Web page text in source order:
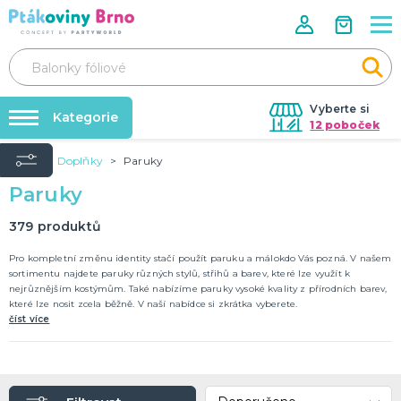
Vyberte si
12 poboček
Rozlučky se svobodou🌹
Tabulky velikostí
Balonky a helium
Dárky s potiskem
Nafukování balónků
Půjčovna kostýmů
Kategorie
VALENTÝN
Dárky pro muže
Dárky pro oba
SVATBA
Svatební balónky
Úvod Doplňky Paruky
Paruky
379 produktů
Pro kompletní změnu identity stačí použít paruku a málokdo Vás pozná. V našem
sortimentu najdete paruky různých stylů, střihů a barev, které lze využít k
nejrůznějším kostýmům. Také nabízíme paruky vysoké kvality z přírodních barev,
které lze nosit zcela běžně. V naší nabídce si zkrátka vyberete.
číst více